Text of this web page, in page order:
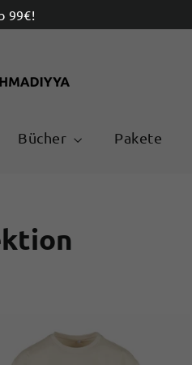
99€!
Bücher Pakete